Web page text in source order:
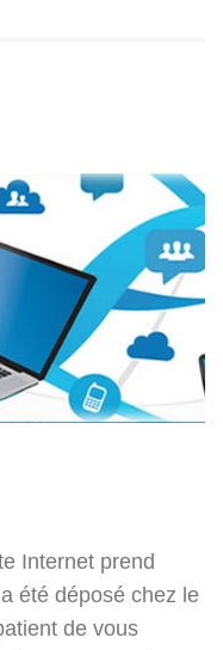
Internet prend
été déposé chez le
de vous